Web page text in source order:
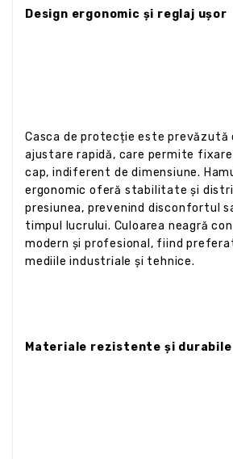
Design ergonomic și reglaj ușor
Casca de protecție este prevăzută
ajustare rapidă, care permite
cap, indiferent de dimensiune.
ergonomic oferă stabilitate și
presiunea, prevenind disconfortul
timpul lucrului. Culoarea neagră
modern și profesional, fiind
mediile industriale și tehnice.
Materiale rezistente și durabile